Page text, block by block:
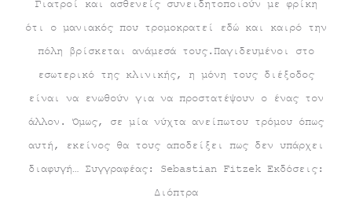
Γιατροί και ασθενείς συνειδητοποιούν με φρίκη
ότι ο μανιακός που τρομοκρατεί εδώ και καιρό την
πόλη βρίσκεται ανάμεσά τους.Παγιδευμένοι στο
εσωτερικό της κλινικής, η μόνη τους διέξοδος
είναι να ενωθούν για να προστατέψουν ο ένας τον
άλλον. Όμως, σε μία νύχτα ανείπωτου τρόμου όπως
αυτή, εκείνος θα τους αποδείξει πως δεν υπάρχει
διαφυγή… Συγγραφέας: Sebastian Fitzek Εκδόσεις:
Διόπτρα